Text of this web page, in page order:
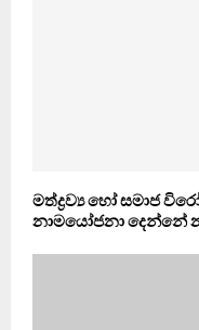
මත්ද්‍රව්‍ය හෝ සමාජ
නාමයෝජනා දෙන්නේ